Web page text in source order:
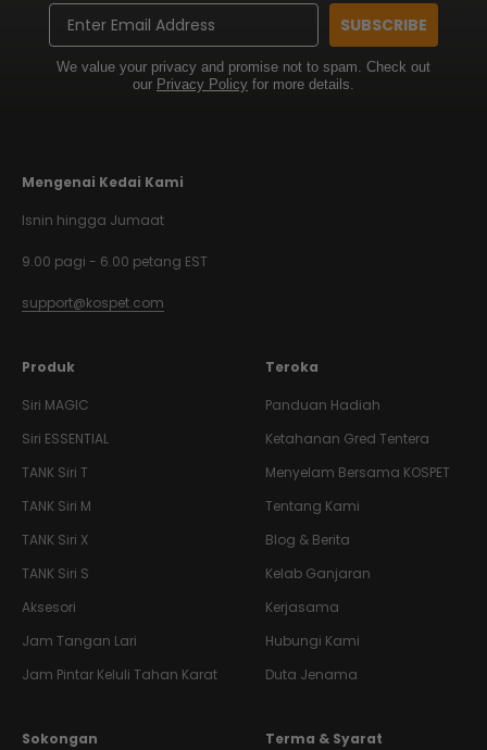
Email
SUBSCRIBE
We value your privacy and promise not to spam. Check out
our Privacy Policy for more details.
Mengenai Kedai Kami
Isnin hingga Jumaat
9.00 pagi - 6.00 petang EST
support@kospet.com
Produk
Siri MAGIC
Siri ESSENTIAL
TANK Siri T
TANK Siri M
TANK Siri X
TANK Siri S
Aksesori
Jam Tangan Lari
Jam Pintar Keluli Tahan Karat
Teroka
Panduan Hadiah
Ketahanan Gred Tentera
Menyelam Bersama KOSPET
Tentang Kami
Blog & Berita
Kelab Ganjaran
Kerjasama
Hubungi Kami
Duta Jenama
Sokongan Terma & Syarat